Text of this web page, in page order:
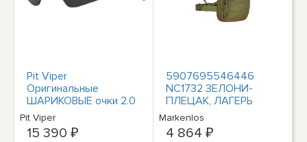
Pit Viper
Оригинальные
ШАРИКОВЫЕ очки 2.0
- Затемняющие / Z87+
Smoke
Pit Viper
15 390 ₽
5907695546446
NC1732 ЗЕЛОНИ-
ПЛЕЦАК, ЛАГЕРЬ
КРАБА НИЛЬСА, NILS
CAMP
Markenlos
4 864 ₽